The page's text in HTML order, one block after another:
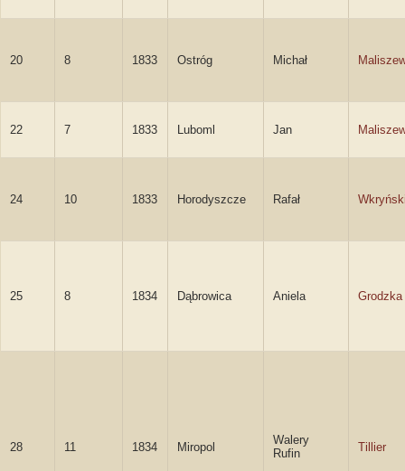
20 8 1833 Ostróg Michał
22 7 1833 Luboml Jan
24 10 1833 Horodyszcze Rafał
25 8 1834 Dąbrowica Aniela Grodzka
28 11 1834 Miropol
Walery
Rufin
Tillier